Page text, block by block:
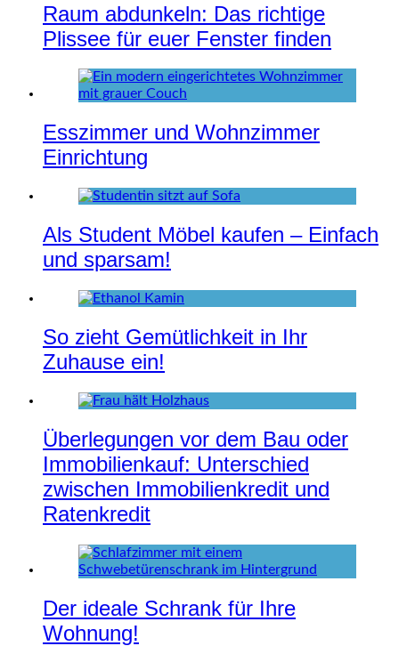
Raum abdunkeln: Das richtige
Plissee für euer Fenster finden
Esszimmer und Wohnzimmer
Einrichtung
Als Student Möbel kaufen – Einfach
und sparsam!
So zieht Gemütlichkeit in Ihr
Zuhause ein!
Überlegungen vor dem Bau oder
Immobilienkauf: Unterschied
zwischen Immobilienkredit und
Ratenkredit
Der ideale Schrank für Ihre
Wohnung!